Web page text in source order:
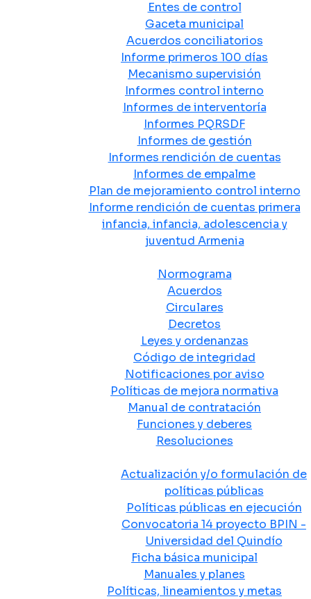
Entes de control
Gaceta municipal
Acuerdos conciliatorios
Informe primeros 100 días
Mecanismo supervisión
Informes control interno
Informes de interventoría
Informes PQRSDF
Informes de gestión
Informes rendición de cuentas
Informes de empalme
Plan de mejoramiento control interno
Informe rendición de cuentas primera
infancia, infancia, adolescencia y
juventud Armenia
Normograma
Acuerdos
Circulares
Decretos
Leyes y ordenanzas
Código de integridad
Notificaciones por aviso
Políticas de mejora normativa
Manual de contratación
Funciones y deberes
Resoluciones
Actualización y/o formulación de
políticas públicas
Políticas públicas en ejecución
Convocatoria 14 proyecto BPIN -
Universidad del Quindío
Ficha básica municipal
Manuales y planes
Políticas, lineamientos y metas